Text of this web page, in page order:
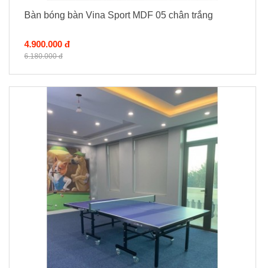
Bàn bóng bàn Vina Sport MDF 05 chân trắng
4.900.000 đ
6.180.000 đ